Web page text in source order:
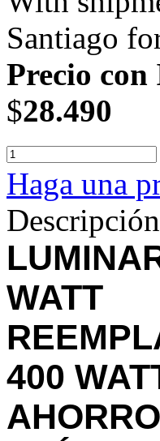
Santiago
Precio con
$28.490
Haga una
Descripción
WATT
400